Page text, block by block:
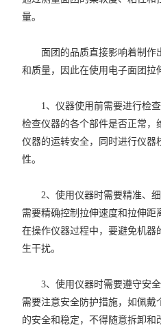
量。
面团的品质直接影响着制作
和质量，因此在使用电子面团拉
1、仪器使用前需要进行检查
检查仪器的各个部件是否正常，
仪器的运转安全，同时进行仪器
性。
2、使用仪器时需要精准、细
需要精确控制拉伸速度和拉伸距
在操作仪器过程中，要避免机器
生干扰。
3、使用仪器时需要遵守安全
需要注意安全防护措施，如佩
的安全和稳定，不得随意拆卸